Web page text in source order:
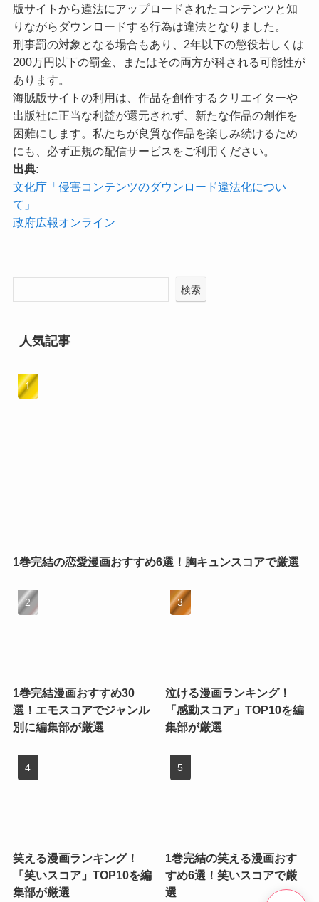
版サイトから違法にアップロードされたコンテンツと知
りながらダウンロードする行為は違法となりました。
刑事罰の対象となる場合もあり、2年以下の懲役若しくは
200万円以下の罰金、またはその両方が科される可能性が
あります。
海賊版サイトの利用は、作品を創作するクリエイターや
出版社に正当な利益が還元されず、新たな作品の創作を
困難にします。私たちが良質な作品を楽しみ続けるため
にも、必ず正規の配信サービスをご利用ください。
出典:
文化庁「侵害コンテンツのダウンロード違法化につい
て」
政府広報オンライン
検索
人気記事
1巻完結の恋愛漫画おすすめ6選！胸キュンスコアで厳選
1巻完結漫画おすすめ30
選！エモスコアでジャンル
別に編集部が厳選
泣ける漫画ランキング！
「感動スコア」TOP10を編
集部が厳選
笑える漫画ランキング！
「笑いスコア」TOP10を編
集部が厳選
1巻完結の笑える漫画おす
すめ6選！笑いスコアで厳
選